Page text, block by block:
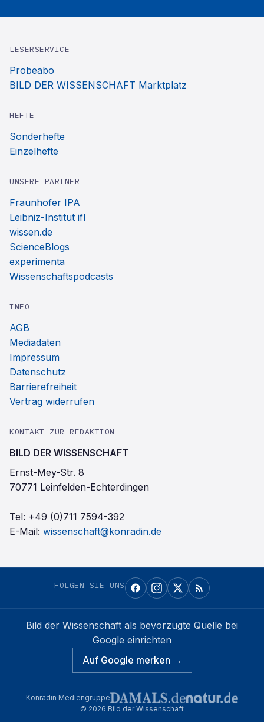
LESERSERVICE
Probeabo
BILD DER WISSENSCHAFT Marktplatz
HEFTE
Sonderhefte
Einzelhefte
UNSERE PARTNER
Fraunhofer IPA
Leibniz-Institut ifl
wissen.de
ScienceBlogs
experimenta
Wissenschaftspodcasts
INFO
AGB
Mediadaten
Impressum
Datenschutz
Barrierefreiheit
Vertrag widerrufen
KONTAKT ZUR REDAKTION
BILD DER WISSENSCHAFT
Ernst-Mey-Str. 8
70771 Leinfelden-Echterdingen
Tel: +49 (0)711 7594-392
E-Mail: wissenschaft@konradin.de
FOLGEN SIE UNS
Bild der Wissenschaft als bevorzugte Quelle bei
Google einrichten
Auf Google merken →
Konradin Mediengruppe
© 2026 Bild der Wissenschaft